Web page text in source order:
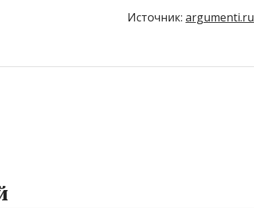
Источник: argumenti.ru